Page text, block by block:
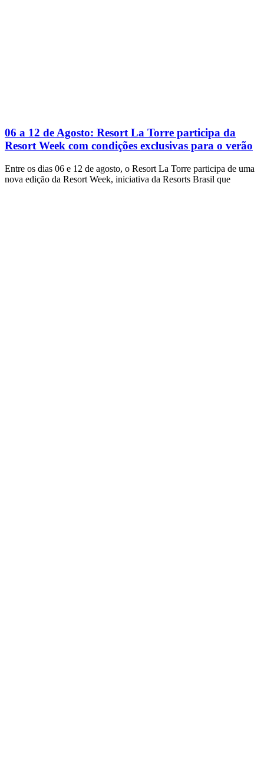
06 a 12 de Agosto: Resort La Torre participa da
Resort Week com condições exclusivas para o verão
Entre os dias 06 e 12 de agosto, o Resort La Torre participa de uma
nova edição da Resort Week, iniciativa da Resorts Brasil que